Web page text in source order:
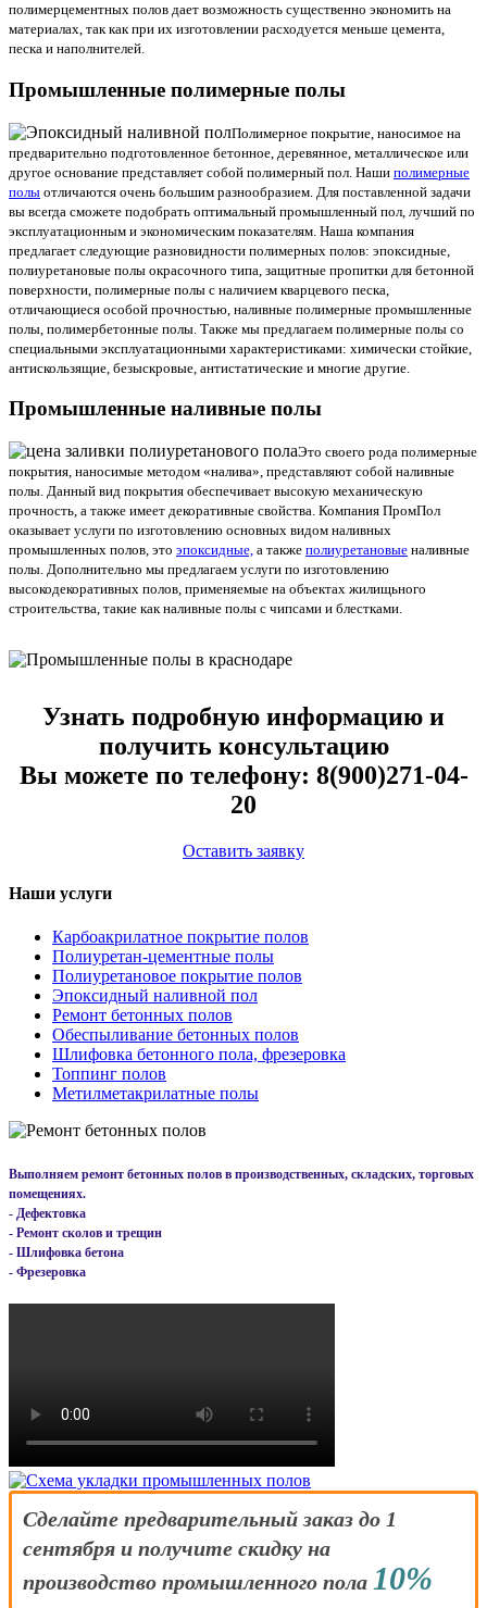
полимерцементных полов дает возможность существенно экономить на
материалах, так как при их изготовлении расходуется меньше цемента,
песка и наполнителей.
Промышленные полимерные полы
Полимерное покрытие, наносимое на
предварительно подготовленное бетонное, деревянное, металлическое или
другое основание представляет собой полимерный пол. Наши полимерные
полы отличаются очень большим разнообразием. Для поставленной задачи
вы всегда сможете подобрать оптимальный промышленный пол, лучший по
эксплуатационным и экономическим показателям. Наша компания
предлагает следующие разновидности полимерных полов: эпоксидные,
полиуретановые полы окрасочного типа, защитные пропитки для бетонной
поверхности, полимерные полы с наличием кварцевого песка,
отличающиеся особой прочностью, наливные полимерные промышленные
полы, полимербетонные полы. Также мы предлагаем полимерные полы со
специальными эксплуатационными характеристиками: химически стойкие,
антискользящие, безыскровые, антистатические и многие другие.
Промышленные наливные полы
Это своего рода полимерные
покрытия, наносимые методом «налива», представляют собой наливные
полы. Данный вид покрытия обеспечивает высокую механическую
прочность, а также имеет декоративные свойства. Компания ПромПол
оказывает услуги по изготовлению основных видом наливных
промышленных полов, это эпоксидные, а также полиуретановые наливные
полы. Дополнительно мы предлагаем услуги по изготовлению
высокодекоративных полов, применяемые на объектах жилищьного
строительства, такие как наливные полы с чипсами и блестками.
Узнать подробную информацию и
получить консультацию
Вы можете по телефону: 8(900)271-04-
20
Оставить заявку
Наши услуги
Карбоакрилатное покрытие полов
Полиуретан-цементные полы
Полиуретановое покрытие полов
Эпоксидный наливной пол
Ремонт бетонных полов
Обеспыливание бетонных полов
Шлифовка бетонного пола, фрезеровка
Топпинг полов
Метилметакрилатные полы
Выполняем ремонт бетонных полов в производственных, складских, торговых
помещениях.
- Дефектовка
- Ремонт сколов и трещин
- Шлифовка бетона
- Фрезеровка
Сделайте предварительный заказ до 1
сентября и получите скидку на
производство промышленного пола 10%